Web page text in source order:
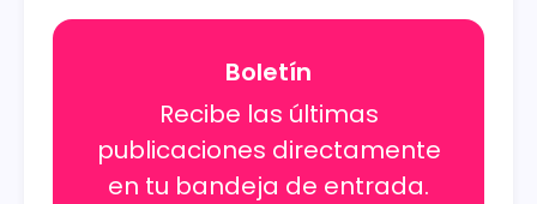
Boletín
Recibe las últimas
publicaciones directamente
en tu bandeja de entrada.